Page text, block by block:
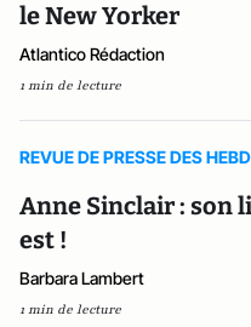
le New Yorker
Atlantico Rédaction
1 min de lecture
REVUE DE PRESSE DES
Anne Sinclair : son
est !
Barbara Lambert
1 min de lecture